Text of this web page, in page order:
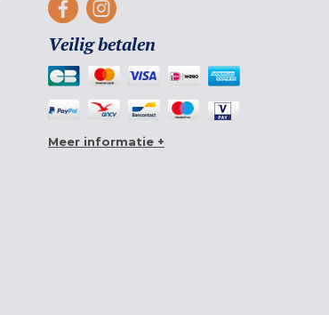
Veilig betalen
Meer informatie +